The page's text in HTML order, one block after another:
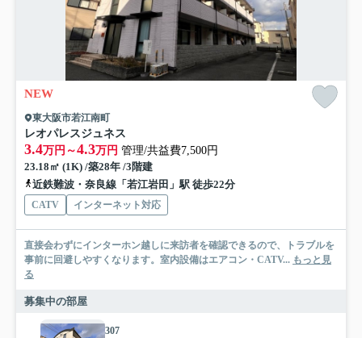
NEW
東大阪市若江南町
レオパレスジュネス
3.4万円～4.3万円 管理/共益費7,500円
23.18㎡ (1K) /築28年 /3階建
近鉄難波・奈良線「若江岩田」駅 徒歩22分
CATV インターネット対応
直接会わずにインターホン越しに来訪者を確認できるので、トラブルを
事前に回避しやすくなります。室内設備はエアコン・CATV... もっと見
る
募集中の部屋
307